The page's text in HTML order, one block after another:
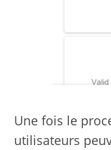
Une fois le
utilisateurs